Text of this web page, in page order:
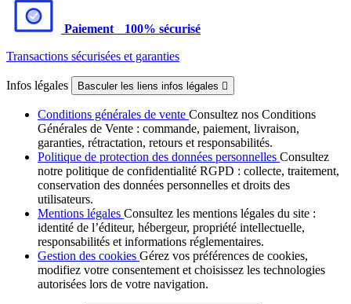
Paiement 100% sécurisé
Transactions sécurisées et garanties
Infos légales Basculer les liens infos légales 
Conditions générales de vente Consultez nos Conditions
Générales de Vente : commande, paiement, livraison,
garanties, rétractation, retours et responsabilités.
Politique de protection des données personnelles Consultez
notre politique de confidentialité RGPD : collecte, traitement,
conservation des données personnelles et droits des
utilisateurs.
Mentions légales Consultez les mentions légales du site :
identité de l’éditeur, hébergeur, propriété intellectuelle,
responsabilités et informations réglementaires.
Gestion des cookies Gérez vos préférences de cookies,
modifiez votre consentement et choisissez les technologies
autorisées lors de votre navigation.